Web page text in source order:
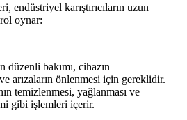
endüstriyel karıştırıcıların uzun
oynar:
düzenli bakımı, cihazın
arızaların önlenmesi için gereklidir.
temizlenmesi, yağlanması ve
gibi işlemleri içerir.